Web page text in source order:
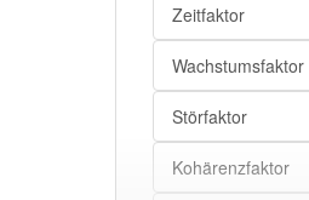
Faktor
Faktor
Faktor
Faktor
Zeitfaktor
Wachstumsfaktor
Störfaktor
Kohärenzfaktor